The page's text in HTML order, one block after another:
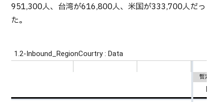
951,300人、台湾が616,800人、米国が333,700人だっ
た。